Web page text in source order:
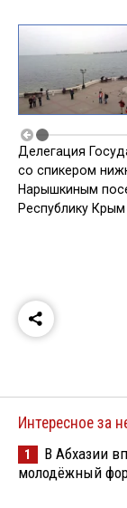
Делегация
со спикером
Нарышкиным
Республику
Интересное за
1
В Абхазии
молодёжный